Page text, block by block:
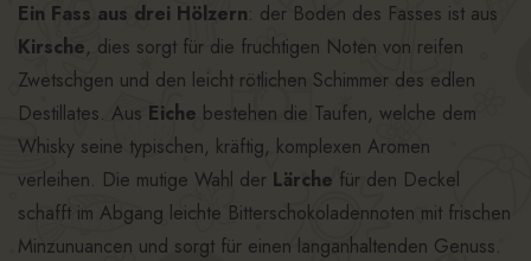
Ein Fass aus drei Hölzern: der Boden des Fasses ist aus
Kirsche, dies sorgt für die fruchtigen Noten von reifen
Zwetschgen und den leicht rötlichen Schimmer des edlen
Destillates. Aus Eiche bestehen die Taufen, welche dem
Whisky seine typischen, kräftig, komplexen Aromen
verleihen. Die mutige Wahl der Lärche für den Deckel
schafft im Abgang leichte Bitterschokoladennoten mit frischen
Minzunuancen und sorgt für einen langanhaltenden Genuss.